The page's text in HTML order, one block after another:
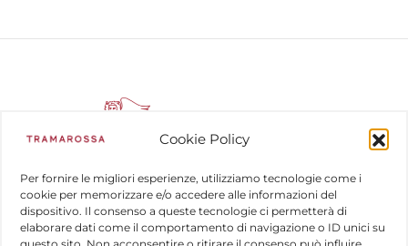
Cookie Policy
Per fornire le migliori esperienze, utilizziamo tecnologie come i
cookie per memorizzare e/o accedere alle informazioni del
dispositivo. Il consenso a queste tecnologie ci permetterà di
elaborare dati come il comportamento di navigazione o ID unici su
COMPANY